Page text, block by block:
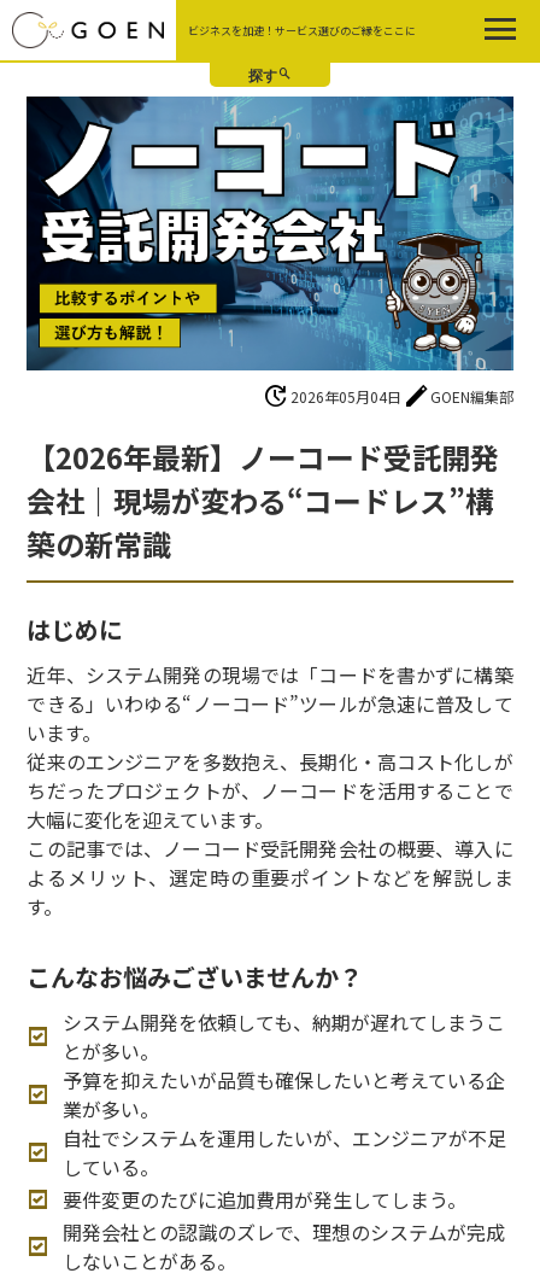
Skip
to
the
content
ビジネスを加速！サービス選びのご縁をここに
update 2026年05月04日 editGOEN編集部
【2026年最新】ノーコード受託開発
会社｜現場が変わる“コードレス”構
築の新常識
はじめに
近年、システム開発の現場では「コードを書かずに構築
できる」いわゆる“ノーコード”ツールが急速に普及して
います。
従来のエンジニアを多数抱え、長期化・高コスト化しが
ちだったプロジェクトが、ノーコードを活用することで
大幅に変化を迎えています。
この記事では、ノーコード受託開発会社の概要、導入に
よるメリット、選定時の重要ポイントなどを解説しま
す。
こんなお悩みございませんか？
システム開発を依頼しても、納期が遅れてしまうこ
とが多い。
予算を抑えたいが品質も確保したいと考えている企
業が多い。
自社でシステムを運用したいが、エンジニアが不足
している。
要件変更のたびに追加費用が発生してしまう。
開発会社との認識のズレで、理想のシステムが完成
しないことがある。